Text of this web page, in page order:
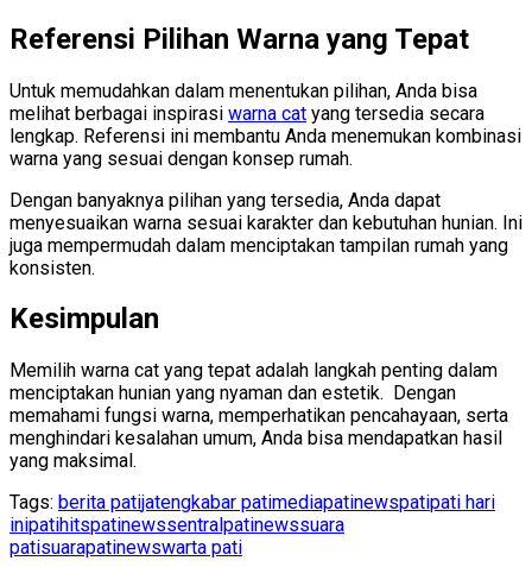
Referensi Pilihan Warna yang Tepat
Untuk memudahkan dalam menentukan pilihan, Anda bisa
melihat berbagai inspirasi warna cat yang tersedia secara
lengkap. Referensi ini membantu Anda menemukan kombinasi
warna yang sesuai dengan konsep rumah.
Dengan banyaknya pilihan yang tersedia, Anda dapat
menyesuaikan warna sesuai karakter dan kebutuhan hunian. Ini
juga mempermudah dalam menciptakan tampilan rumah yang
konsisten.
Kesimpulan
Memilih warna cat yang tepat adalah langkah penting dalam
menciptakan hunian yang nyaman dan estetik. Dengan
memahami fungsi warna, memperhatikan pencahayaan, serta
menghindari kesalahan umum, Anda bisa mendapatkan hasil
yang maksimal.
Tags: berita patijatengkabar patimediapatinewspatipati hari
inipatihitspatinewssentralpatinewssuara
patisuarapatinewswarta pati